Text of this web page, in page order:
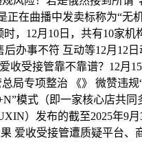
在曲播中发卖标称为“无
12月10日，共有10家机
办事不符 互动等12月12
受接管靠不靠谱？12月
局专项整治 《》 微赞违
模式（即一家核心店共
）发布的截至2025年9
爱收受接管遭质疑平台